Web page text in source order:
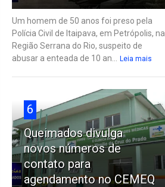
Um homem de 50 anos foi preso pela
Polícia Civil de Itaipava, em Petrópolis, na
Região Serrana do Rio, suspeito de
abusar a enteada de 10 an...
Leia mais
6
Queimados divulga
novos números de
contato para
agendamento no CEMEQ